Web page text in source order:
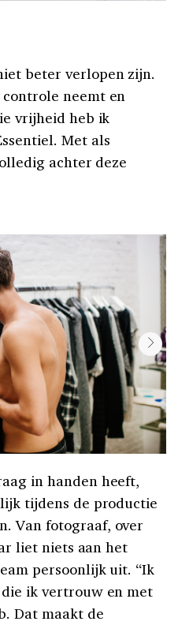
beter verlopen zijn.
neemt en
vrijheid heb ik
Met als
achter deze
in handen heeft,
tijdens de productie
Van fotograaf, over
liet niets aan het
persoonlijk uit. “Ik
ik vertrouw en met
Dat maakt de